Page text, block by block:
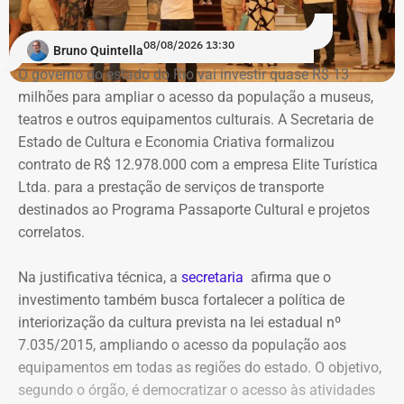
cadastrais, endereços eletrônicos, telefones, IPs,
dispositivos utilizados, histórico de nomes,
administradores atuais e anteriores, contas vinculadas,
meios de recuperação, contas publicitárias e dados de
pagamento. Com isso, a Meta também seria obrigada a
elaborar uma tabela comparativa, indicando se os perfis
compartilham telefones, dispositivos, endereços de IP,
administradores, contas de anúncios, meios de
pagamento ou gerenciadores de negócios.
Ação também requer anúncios e
impulsionamentos e cita morte de
criança como exemplo de fake news
As 31 publicações relacionadas pela prefeitura tratam de
assuntos diversos. A lista inclui manchetes sobre prisões
Bruno Quintella08/08/2026 13:30
O governo do estado do Rio vai investir quase R$ 13
milhões para ampliar o acesso da população a museus,
teatros e outros equipamentos culturais. A Secretaria de
Estado de Cultura e Economia Criativa formalizou
contrato de R$ 12.978.000 com a empresa Elite Turística
Ltda. para a prestação de serviços de transporte
destinados ao Programa Passaporte Cultural e projetos
correlatos.
Na justificativa técnica, a secretaria afirma que o
investimento também busca fortalecer a política de
interiorização da cultura prevista na lei estadual nº
7.035/2015, ampliando o acesso da população aos
equipamentos em todas as regiões do estado. O objetivo,
segundo o órgão, é democratizar o acesso às atividades